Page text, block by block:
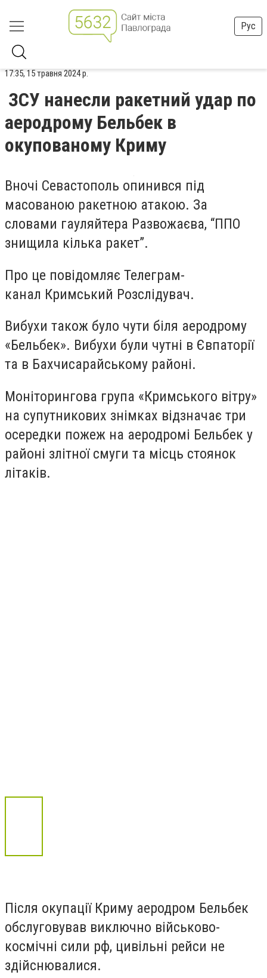
Рус
17:35, 15 травня 2024 р.
ЗСУ нанесли ракетний удар по
аеродрому Бельбек в
окупованому Криму
Вночі Севастополь опинився під
масованою ракетною атакою. За
словами гауляйтера Развожаєва, “ППО
знищила кілька ракет”.
Про це повідомляє Телеграм-
канал Кримський Розслідувач.
Вибухи також було чути біля аеродрому
«Бельбек». Вибухи були чутні в Євпаторії
та в Бахчисарайському районі.
Моніторингова група «Кримського вітру»
на супутникових знімках відзначає три
осередки пожеж на аеродромі Бельбек у
районі злітної смуги та місць стоянок
літаків.
Після окупації Криму аеродром Бельбек
обслуговував виключно військово-
космічні сили рф, цивільні рейси не
здійснювалися.